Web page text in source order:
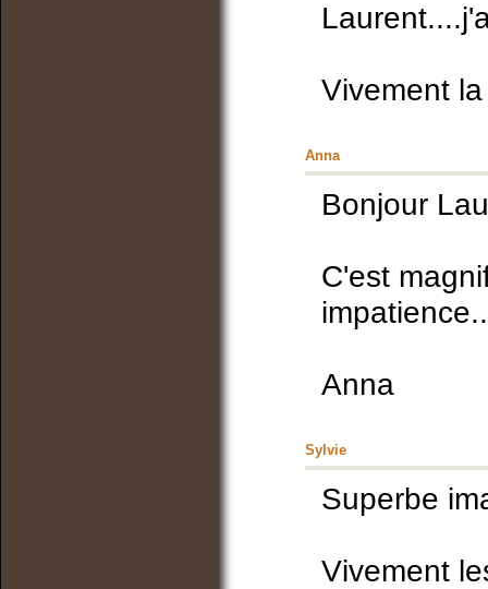
Vivement
Anna
Bonjour
C'est
Anna
Sylvie
Superbe
Vivement